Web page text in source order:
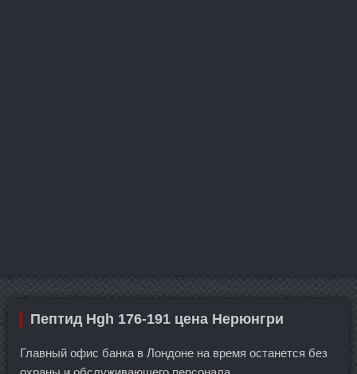
Пептид Hgh 176-191 цена Нерюнгри
Главный офис банка в Лондоне на время останется без